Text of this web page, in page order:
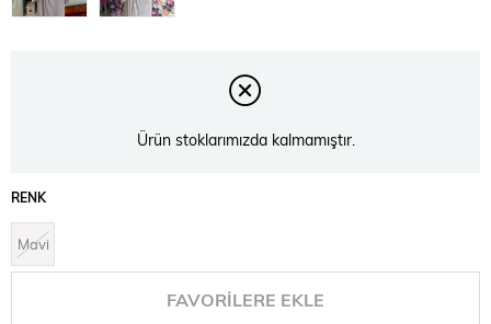
Ürün stoklarımızda kalmamıştır.
RENK
Mavi
FAVORILERE EKLE